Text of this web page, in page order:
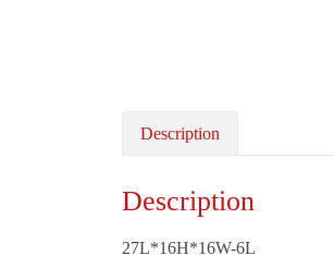
Description
Description
27L*16H*16W-6L